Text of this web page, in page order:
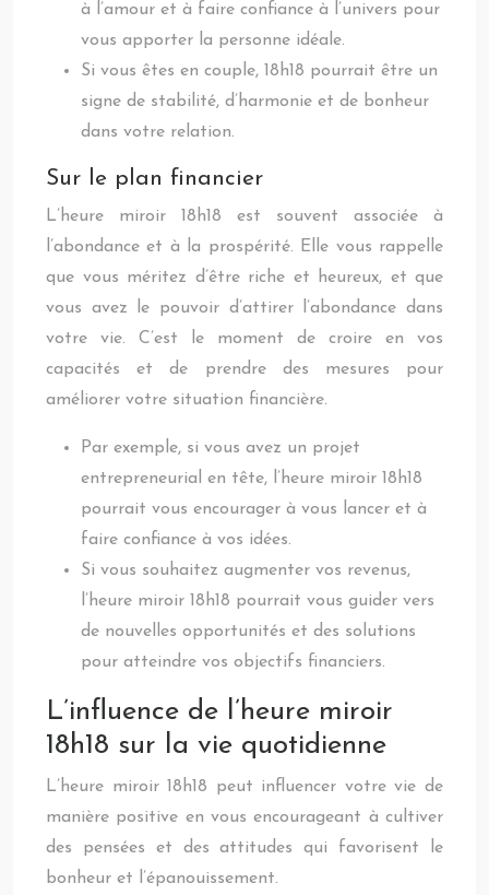
à l’amour et à faire confiance à l’univers pour
vous apporter la personne idéale.
Si vous êtes en couple, 18h18 pourrait être un
signe de stabilité, d’harmonie et de bonheur
dans votre relation.
Sur le plan financier
L’heure miroir 18h18 est souvent associée à
l’abondance et à la prospérité. Elle vous rappelle
que vous méritez d’être riche et heureux, et que
vous avez le pouvoir d’attirer l’abondance dans
votre vie. C’est le moment de croire en vos
capacités et de prendre des mesures pour
améliorer votre situation financière.
Par exemple, si vous avez un projet
entrepreneurial en tête, l’heure miroir 18h18
pourrait vous encourager à vous lancer et à
faire confiance à vos idées.
Si vous souhaitez augmenter vos revenus,
l’heure miroir 18h18 pourrait vous guider vers
de nouvelles opportunités et des solutions
pour atteindre vos objectifs financiers.
L’influence de l’heure miroir
18h18 sur la vie quotidienne
L’heure miroir 18h18 peut influencer votre vie de
manière positive en vous encourageant à cultiver
des pensées et des attitudes qui favorisent le
bonheur et l’épanouissement.